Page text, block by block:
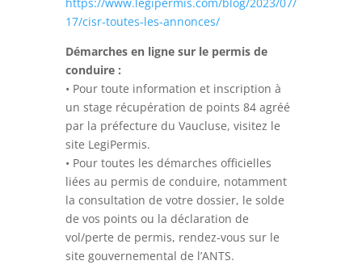
17/cisr-toutes-les-annonces/
Démarches en ligne sur le permis de
conduire :
• Pour toute information et inscription à
un stage récupération de points 84 agréé
par la préfecture du Vaucluse, visitez le
site LegiPermis.
• Pour toutes les démarches officielles
liées au permis de conduire, notamment
la consultation de votre dossier, le solde
de vos points ou la déclaration de
vol/perte de permis, rendez-vous sur le
site gouvernemental de l’ANTS.